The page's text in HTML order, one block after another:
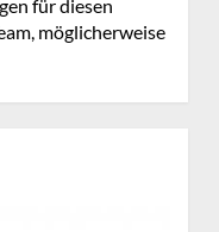
für diesen
möglicherweise